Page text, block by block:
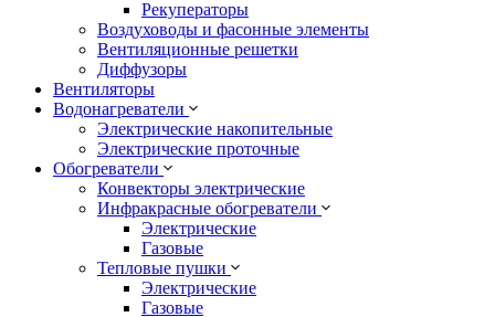
Рекуператоры
Воздуховоды и фасонные элементы
Вентиляционные решетки
Диффузоры
Вентиляторы
Водонагреватели
Электрические накопительные
Электрические проточные
Обогреватели
Конвекторы электрические
Инфракрасные обогреватели
Электрические
Газовые
Тепловые пушки
Электрические
Газовые